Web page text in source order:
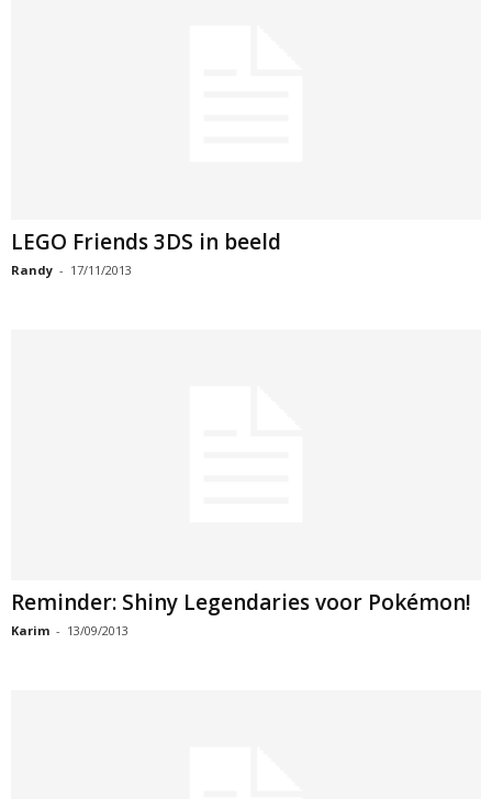
LEGO Friends 3DS in beeld
Randy - 17/11/2013
Reminder: Shiny Legendaries voor Pokémon!
Karim - 13/09/2013